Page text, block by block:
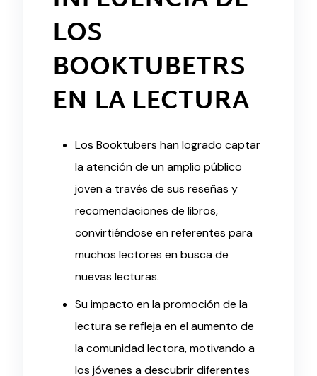
LOS
BOOKTUBETRS
EN LA LECTURA
Los Booktubers han logrado captar
la atención de un amplio público
joven a través de sus reseñas y
recomendaciones de libros,
convirtiéndose en referentes para
muchos lectores en busca de
nuevas lecturas.
Su impacto en la promoción de la
lectura se refleja en el aumento de
la comunidad lectora, motivando a
los jóvenes a descubrir diferentes